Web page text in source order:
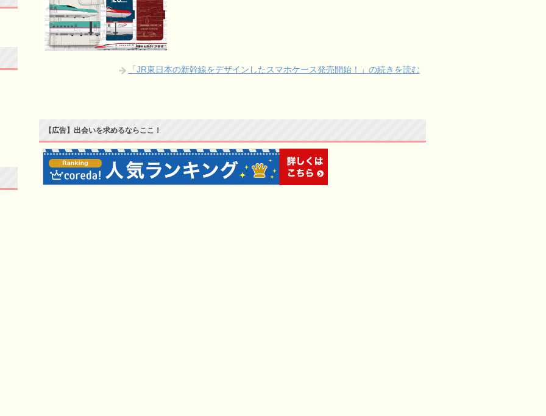
「JR東日本の新幹線をデザインしたスマホケース発売開始！」の続きを読む
【広告】出会いを求めるならここ！